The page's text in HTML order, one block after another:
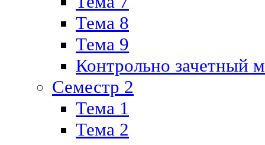
Тема 8
Тема 9
Контрольно зачетный
Семестр 2
Тема 1
Тема 2